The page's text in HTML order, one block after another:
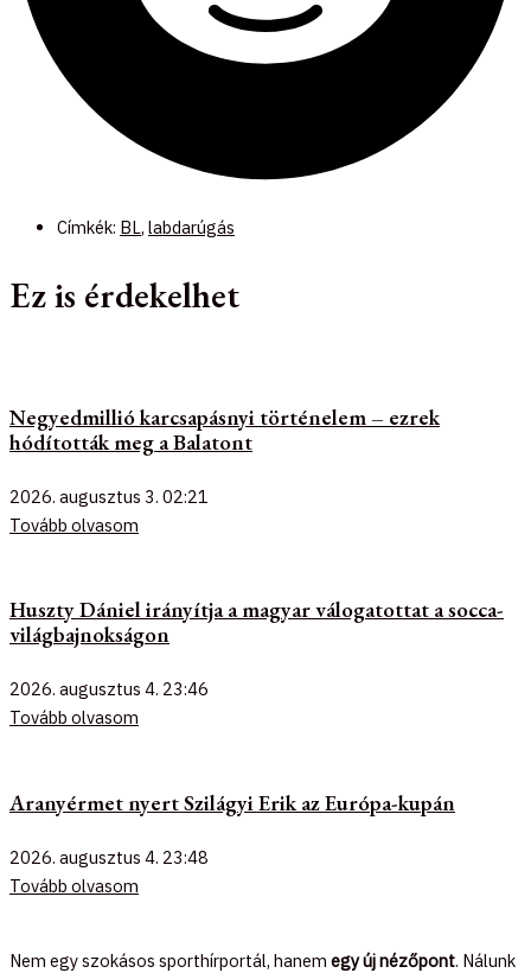
Címkék: BL, labdarúgás
Ez is érdekelhet
Negyedmillió karcsapásnyi történelem – ezrek
hódították meg a Balatont
2026. augusztus 3. 02:21
Tovább olvasom
Huszty Dániel irányítja a magyar válogatottat a socca-
világbajnokságon
2026. augusztus 4. 23:46
Tovább olvasom
Aranyérmet nyert Szilágyi Erik az Európa-kupán
2026. augusztus 4. 23:48
Tovább olvasom
Nem egy szokásos sporthírportál, hanem egy új nézőpont. Nálunk